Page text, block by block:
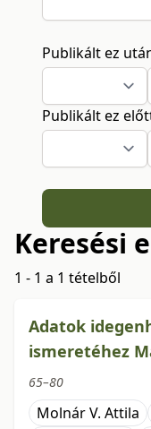
Publikált ez
Publikált ez
Keresési
1 - 1 a 1 tételből
Adatok
ismeretéhez
65–80
Molnár V. Attila